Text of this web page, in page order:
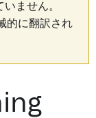
ません。
的に翻訳され